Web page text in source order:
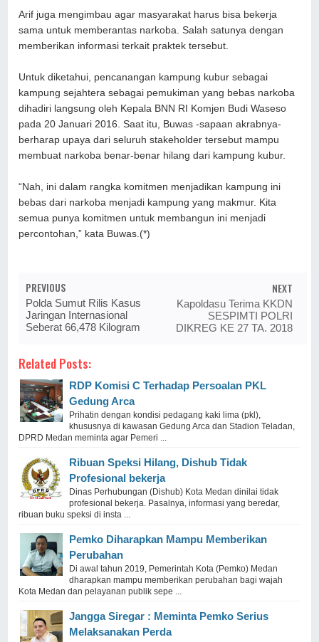
Arif juga mengimbau agar masyarakat harus bisa bekerja
sama untuk memberantas narkoba. Salah satunya dengan
memberikan informasi terkait praktek tersebut.
Untuk diketahui, pencanangan kampung kubur sebagai
kampung sejahtera sebagai pemukiman yang bebas narkoba
dihadiri langsung oleh Kepala BNN RI Komjen Budi Waseso
pada 20 Januari 2016. Saat itu, Buwas -sapaan akrabnya-
berharap upaya dari seluruh stakeholder tersebut mampu
membuat narkoba benar-benar hilang dari kampung kubur.
“Nah, ini dalam rangka komitmen menjadikan kampung ini
bebas dari narkoba menjadi kampung yang makmur. Kita
semua punya komitmen untuk membangun ini menjadi
percontohan,” kata Buwas.(*)
PREVIOUS
Polda Sumut Rilis Kasus
Jaringan Internasional
Seberat 66,478 Kilogram
NEXT
Kapoldasu Terima KKDN
SESPIMTI POLRI
DIKREG KE 27 TA. 2018
Related Posts:
RDP Komisi C Terhadap Persoalan PKL
Gedung Arca
Prihatin dengan kondisi pedagang kaki lima (pkl),
khususnya di kawasan Gedung Arca dan Stadion Teladan,
DPRD Medan meminta agar Pemeri ...
Ribuan Speksi Hilang, Dishub Tidak
Profesional bekerja
Dinas Perhubungan (Dishub) Kota Medan dinilai tidak
profesional bekerja. Pasalnya, informasi yang beredar,
ribuan buku speksi di insta ...
Pemko Diharapkan Mampu Memberikan
Perubahan
Di awal tahun 2019, Pemerintah Kota (Pemko) Medan
dharapkan mampu memberikan perubahan bagi wajah
Kota Medan dan pelayanan publik sepe ...
Jangga Siregar : Meminta Pemko Serius
Melaksanakan Perda